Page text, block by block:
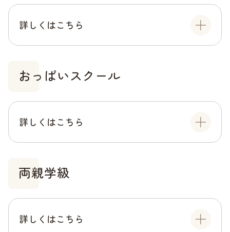
詳しくはこちら
おっぱいスクール
詳しくはこちら
両親学級
詳しくはこちら